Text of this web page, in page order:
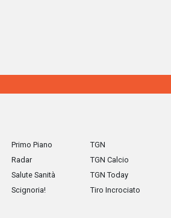
Primo Piano
Radar
Salute Sanità
Scignoria!
TGN
TGN Calcio
TGN Today
Tiro Incrociato